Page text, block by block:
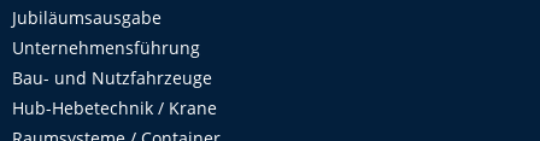
Jubiläumsausgabe
Unternehmensführung
Bau- und Nutzfahrzeuge
Hub-Hebetechnik / Krane